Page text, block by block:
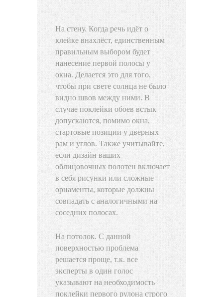
На стену. Когда речь идёт о
клейке внахлёст, единственным
правильным выбором будет
нанесение первой полосы у
окна. Делается это для того,
чтобы при свете солнца не было
видно швов между ними. В
случае поклейки обоев встык
допускаются, помимо окна,
стартовые позиции у дверных
рам и углов. Также учитывайте,
если дизайн ваших
облицовочных полотен включает
в себя рисунки или сложные
орнаменты, которые должны
совпадать с аналогичными на
соседних полосах.
На потолок. С данной
поверхностью проблема
решается проще, т.к. все
эксперты в один голос
указывают на необходимость
поклейки первого рулона строго